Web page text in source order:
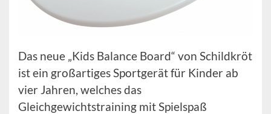
Das neue „Kids Balance Board“ von Schildkröt
ist ein großartiges Sportgerät für Kinder ab
vier Jahren, welches das
Gleichgewichtstraining mit Spielspaß